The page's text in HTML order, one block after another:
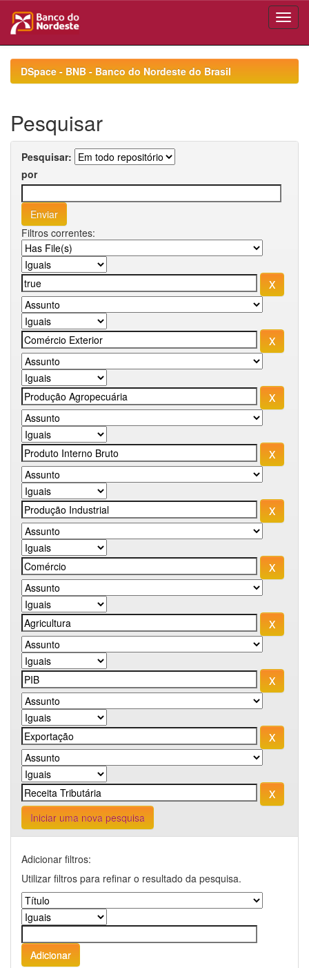
navigationDSpace - BNB - Banco do Nordeste do Brasil
Pesquisar
Pesquisar:
por
Filtros correntes:
Iniciar uma nova pesquisa
Adicionar filtros:
Utilizar filtros para refinar o resultado da pesquisa.